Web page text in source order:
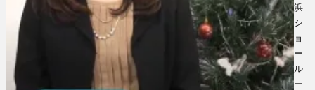
浜
シ
ョ
ー
ル
ー